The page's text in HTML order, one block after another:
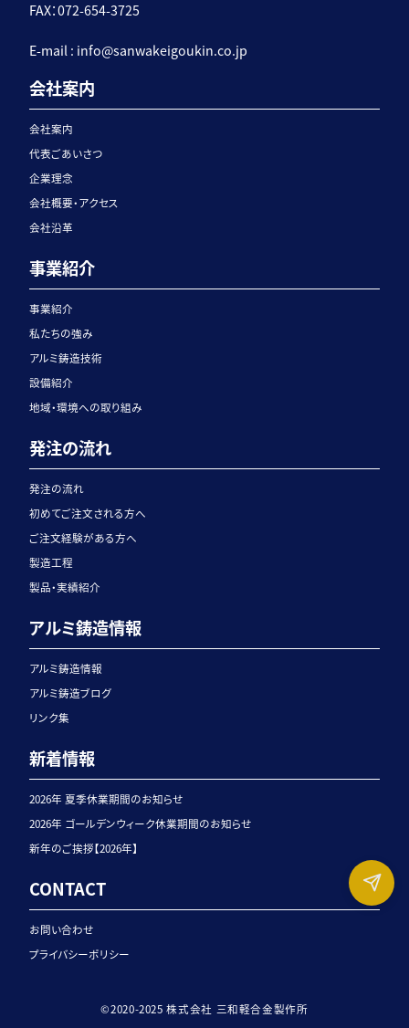
FAX：072-654-3725
E-mail : info@sanwakeigoukin.co.jp
会社案内
会社案内
代表ごあいさつ
企業理念
会社概要・アクセス
会社沿革
事業紹介
事業紹介
私たちの強み
アルミ鋳造技術
設備紹介
地域・環境への取り組み
発注の流れ
発注の流れ
初めてご注文される方へ
ご注文経験がある方へ
製造工程
製品・実績紹介
アルミ鋳造情報
アルミ鋳造情報
アルミ鋳造ブログ
リンク集
新着情報
2026年 夏季休業期間のお知らせ
2026年 ゴールデンウィーク休業期間のお知らせ
新年のご挨拶【2026年】
CONTACT
お問い合わせ
プライバシーポリシー
©2020-2025 株式会社 三和軽合金製作所